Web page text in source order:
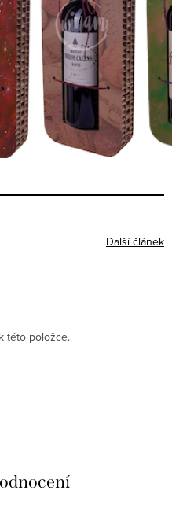
Další článek
této položce.